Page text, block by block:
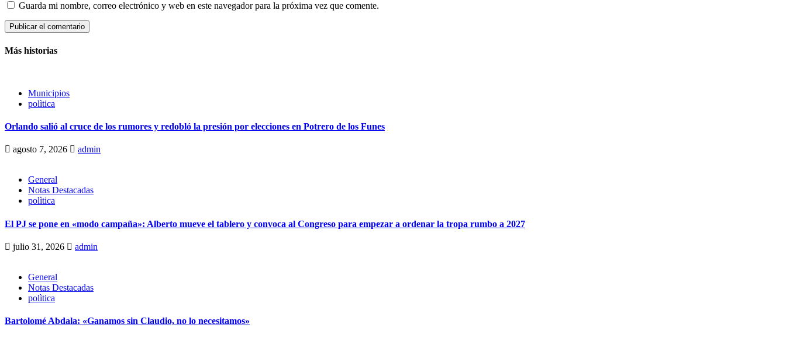
Guarda mi nombre, correo electrónico y web en este navegador para la próxima vez que comente.
Más historias
Municipios
polìtica
Orlando salió al cruce de los rumores y redobló la presión por elecciones en Potrero de los Funes
agosto 7, 2026 admin
General
Notas Destacadas
polìtica
El PJ se pone en «modo campaña»: Alberto mueve el tablero y convoca al Congreso para empezar a ordenar la tropa rumbo a 2027
julio 31, 2026 admin
General
Notas Destacadas
polìtica
Bartolomé Abdala: «Ganamos sin Claudio, no lo necesitamos»